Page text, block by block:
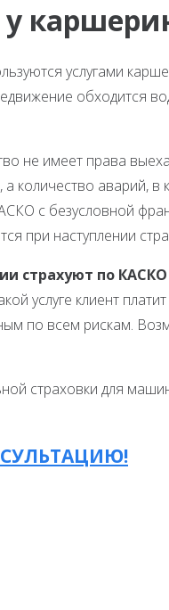
у
услугами
обходится
не имеет права
количество аварий,
с безусловной
при наступлении
страхуют по
услуге клиент
по всем рискам.
страховки для